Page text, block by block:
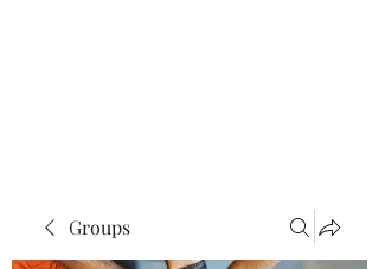
Groups